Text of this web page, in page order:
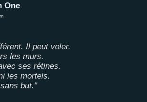
One
Il peut voler.
les murs.
ses rétines.
les mortels.
but."